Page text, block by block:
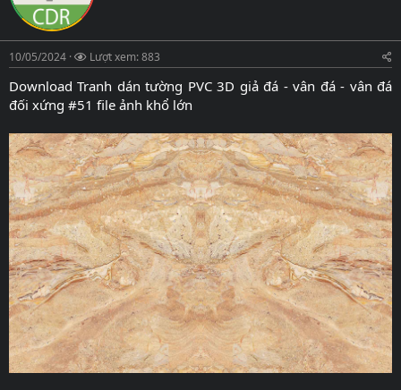
ạ
o
b
ở
b
y
10/05/2024 Lượt xem: 883
Download Tranh dán tường PVC 3D giả đá - vân đá - vân đá
đối xứng #51 file ảnh khổ lớn